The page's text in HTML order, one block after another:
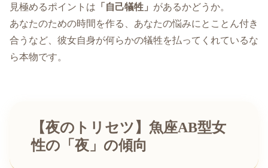
見極めるポイントは 「自己犠牲」 があるかどうか。
あなたのための時間を作る、あなたの悩みにとことん付き
合うなど、彼女自身が何らかの犠牲を払ってくれているな
ら本物です。
【夜のトリセツ】魚座AB型女
性の「夜」の傾向